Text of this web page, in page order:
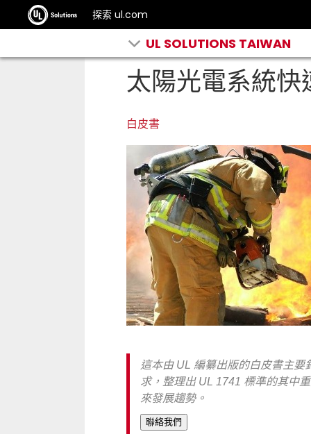
探索 ul.com
UL SOLUTIONS TAIWAN
太陽光電系統快
白皮書
這本由 UL 編纂出版的白皮書主
求，整理出 UL 1741 標準的其中
來發展趨勢。
聯絡我們